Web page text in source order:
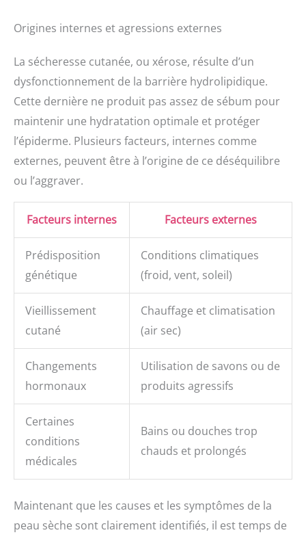
Origines internes et agressions externes
La sécheresse cutanée, ou xérose, résulte d’un
dysfonctionnement de la barrière hydrolipidique.
Cette dernière ne produit pas assez de sébum pour
maintenir une hydratation optimale et protéger
l’épiderme. Plusieurs facteurs, internes comme
externes, peuvent être à l’origine de ce déséquilibre
ou l’aggraver.
Facteurs internes Facteurs externes
Prédisposition
génétique
Conditions climatiques
(froid, vent, soleil)
Vieillissement
cutané
Chauffage et climatisation
(air sec)
Changements
hormonaux
Utilisation de savons ou de
produits agressifs
Certaines
conditions
médicales
Bains ou douches trop
chauds et prolongés
Maintenant que les causes et les symptômes de la
peau sèche sont clairement identifiés, il est temps de